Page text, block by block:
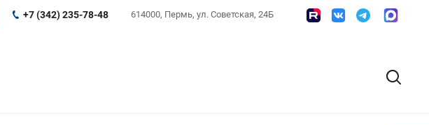
614000, Пермь, ул. Советская, 24Б
+7 (342) 235-78-48